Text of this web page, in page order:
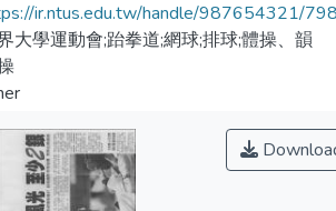
ir.ntus.edu.tw/handle/987654321/
大學運動會;跆拳道;網球;排球;體操、韻